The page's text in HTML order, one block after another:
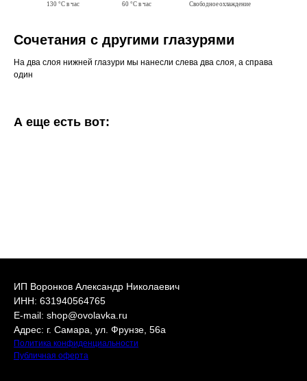
Сочетания с другими глазурями
На два слоя нижней глазури мы нанесли слева два слоя, а справа
один
А еще есть вот:
ИП Воронков Александр Николаевич
ИНН: 631940564765
E-mail: shop@ovolavka.ru
Адрес: г. Самара, ул. Фрунзе, 56а
Политика конфиденциальности
Публичная оферта